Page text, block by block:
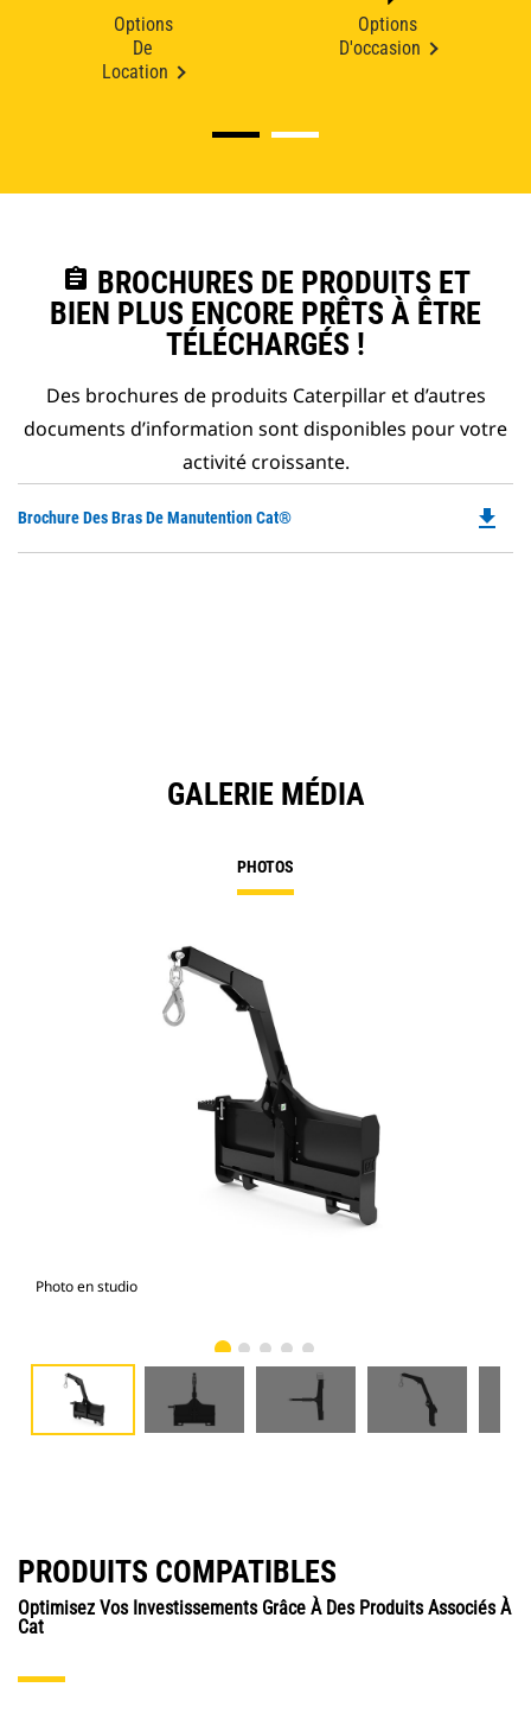
Options
De
Location
Options
D'occasion
assignment BROCHURES DE PRODUITS ET
BIEN PLUS ENCORE PRÊTS À ÊTRE
TÉLÉCHARGÉS !
Des brochures de produits Caterpillar et d’autres
documents d’information sont disponibles pour votre
activité croissante.
Brochure Des Bras De Manutention Cat® file_download
GALERIE MÉDIA
PHOTOS
Photo en studio
PRODUITS COMPATIBLES
Optimisez Vos Investissements Grâce À Des Produits Associés À
Cat